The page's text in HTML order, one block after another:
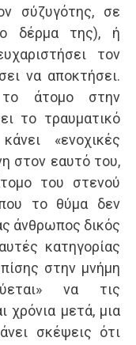
σύζυγότης, σε
δέρμα της), ή
τον
να αποκτήσει.
το άτομο στην
το τραυματικό
«ενοχικές
στον εαυτό του,
του στενού
το θύμα δεν
άνθρωπος δικός
κατηγορίας
στην μνήμη
να τις
χρόνια μετά, μια
σκέψεις ότι